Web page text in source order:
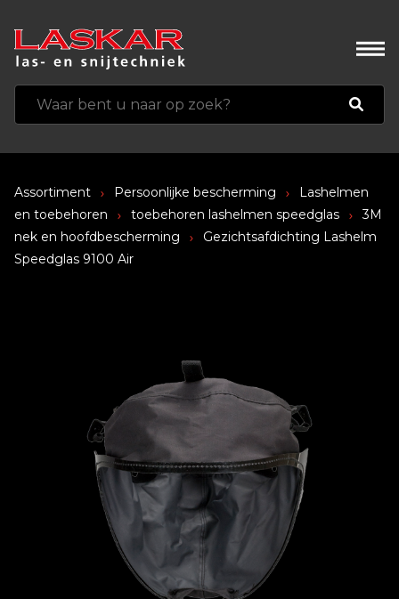
Assortiment Persoonlijke bescherming
Lashelmen
en toebehoren
toebehoren lashelmen speedglas
3M
nek en hoofdbescherming
Gezichtsafdichting Lashelm
Speedglas 9100 Air